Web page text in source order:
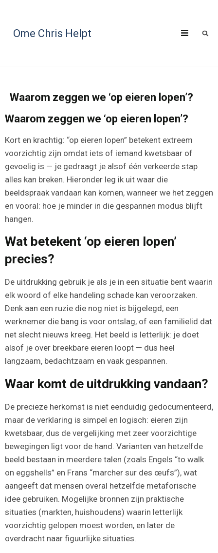
Ome Chris Helpt
Waarom zeggen we ‘op eieren lopen’?
Waarom zeggen we ‘op eieren lopen’?
Kort en krachtig: “op eieren lopen” betekent extreem
voorzichtig zijn omdat iets of iemand kwetsbaar of
gevoelig is — je gedraagt je alsof één verkeerde stap
alles kan breken. Hieronder leg ik uit waar die
beeldspraak vandaan kan komen, wanneer we het zeggen
en vooral: hoe je minder in die gespannen modus blijft
hangen.
Wat betekent ‘op eieren lopen’
precies?
De uitdrukking gebruik je als je in een situatie bent waarin
elk woord of elke handeling schade kan veroorzaken.
Denk aan een ruzie die nog niet is bijgelegd, een
werknemer die bang is voor ontslag, of een familielid dat
net slecht nieuws kreeg. Het beeld is letterlijk: je doet
alsof je over breekbare eieren loopt — dus heel
langzaam, bedachtzaam en vaak gespannen.
Waar komt de uitdrukking vandaan?
De precieze herkomst is niet eenduidig gedocumenteerd,
maar de verklaring is simpel en logisch: eieren zijn
kwetsbaar, dus de vergelijking met zeer voorzichtige
bewegingen ligt voor de hand. Varianten van hetzelfde
beeld bestaan in meerdere talen (zoals Engels “to walk
on eggshells” en Frans “marcher sur des œufs”), wat
aangeeft dat mensen overal hetzelfde metaforische
idee gebruiken. Mogelijke bronnen zijn praktische
situaties (markten, huishoudens) waarin letterlijk
voorzichtig gelopen moest worden, en later de
overdracht naar figuurlijke situaties.